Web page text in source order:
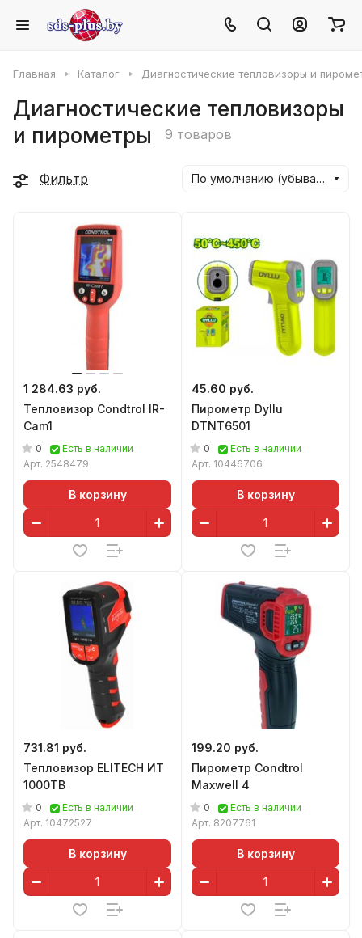
Главная Каталог Диагностические тепловизоры и
Диагностические тепловизоры
и пирометры
9 товаров
Фильтр По умолчанию (убывание)
1 284.63 руб.
Тепловизор Condtrol IR-
Cam1
0
Есть в наличии
Арт. 2548479
В корзину
45.60 руб.
Пирометр Dyllu
DTNT6501
0
Есть в наличии
Арт. 10446706
В корзину
731.81 руб.
Тепловизор ELITECH ИТ
1000ТВ
0
Есть в наличии
Арт. 10472527
В корзину
199.20 руб.
Пирометр Condtrol
Maxwell 4
0
Есть в наличии
Арт. 8207761
В корзину